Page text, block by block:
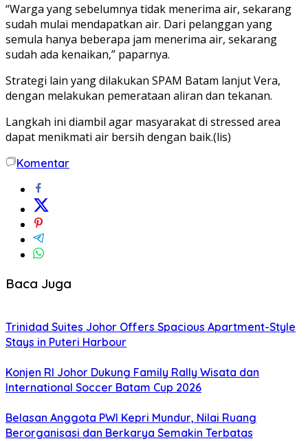
“Warga yang sebelumnya tidak menerima air, sekarang
sudah mulai mendapatkan air. Dari pelanggan yang
semula hanya beberapa jam menerima air, sekarang
sudah ada kenaikan,” paparnya.
Strategi lain yang dilakukan SPAM Batam lanjut Vera,
dengan melakukan pemerataan aliran dan tekanan.
Langkah ini diambil agar masyarakat di stressed area
dapat menikmati air bersih dengan baik.(lis)
Komentar
Baca Juga
Trinidad Suites Johor Offers Spacious Apartment-Style
Stays in Puteri Harbour
Konjen RI Johor Dukung Family Rally Wisata dan
International Soccer Batam Cup 2026
Belasan Anggota PWI Kepri Mundur, Nilai Ruang
Berorganisasi dan Berkarya Semakin Terbatas